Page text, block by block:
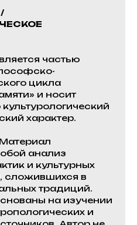
частью
цикла
и носит
характер.
Материал
анализ
и культурных
сложившихся в
традиций.
на изучении
и